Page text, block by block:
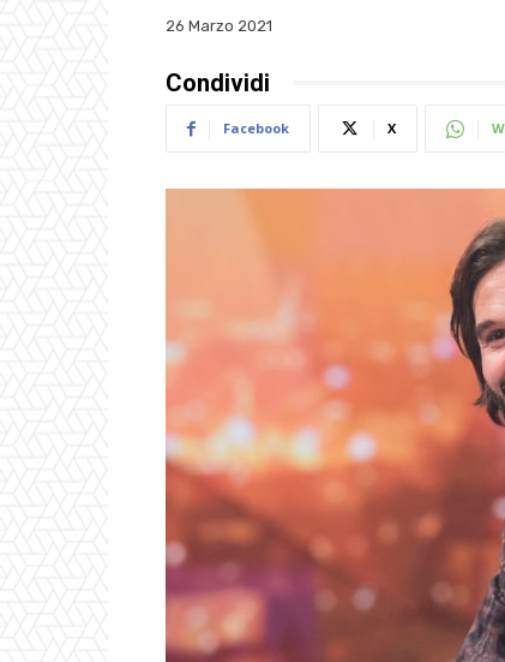
26 Marzo 2021
Condividi
Facebook X